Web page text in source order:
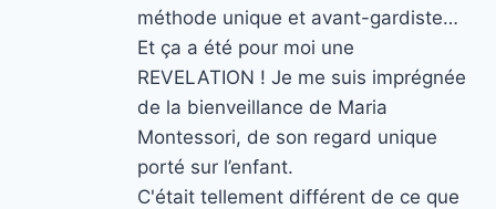
méthode unique et avant-gardiste…
Et ça a été pour moi une
REVELATION ! Je me suis imprégnée
de la bienveillance de Maria
Montessori, de son regard unique
porté sur l’enfant.
C'était tellement différent de ce que